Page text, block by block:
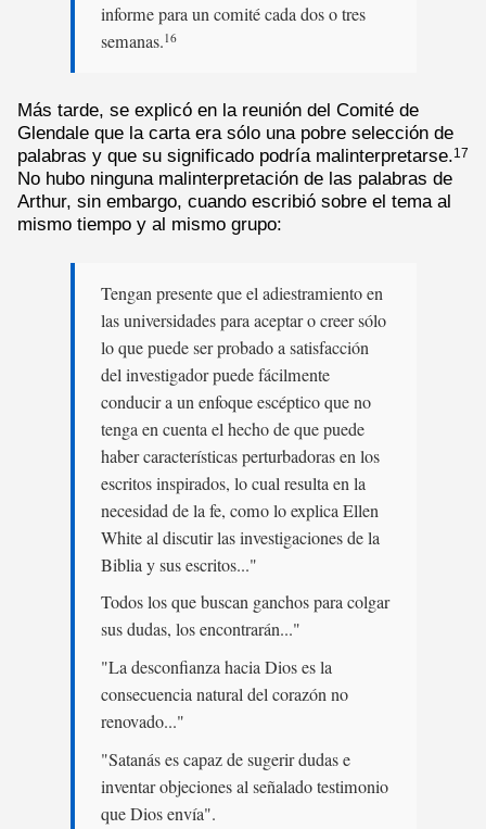
informe para un comité cada dos o tres
semanas.16
Más tarde, se explicó en la reunión del Comité de
Glendale que la carta era sólo una pobre selección de
palabras y que su significado podría malinterpretarse.17
No hubo ninguna malinterpretación de las palabras de
Arthur, sin embargo, cuando escribió sobre el tema al
mismo tiempo y al mismo grupo:
Tengan presente que el adiestramiento en
las universidades para aceptar o creer sólo
lo que puede ser probado a satisfacción
del investigador puede fácilmente
conducir a un enfoque escéptico que no
tenga en cuenta el hecho de que puede
haber características perturbadoras en los
escritos inspirados, lo cual resulta en la
necesidad de la fe, como lo explica Ellen
White al discutir las investigaciones de la
Biblia y sus escritos..."
Todos los que buscan ganchos para colgar
sus dudas, los encontrarán..."
"La desconfianza hacia Dios es la
consecuencia natural del corazón no
renovado..."
"Satanás es capaz de sugerir dudas e
inventar objeciones al señalado testimonio
que Dios envía".